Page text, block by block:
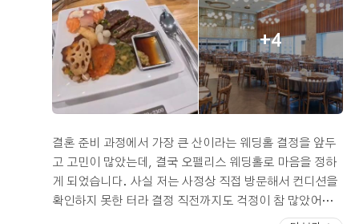
실도 생화장식에 엄청 화사하고 예뻐요! 화장실도 따로있
고, 무엇보다 대기실에 있다가 대기실 문 열고 홀 입장하는
형식이라 너무 맘에 들었어요. 공간도 넉넉해서 친구들이
나 가족들이 많이 와도 복작거리지 않고 편하게 사진 찍으
며 머무를 수 있을 것 같아요! ?? 기대되는 연회장과 식사
사실 '밥펠리스'라는 말을 많이 들어서 기대를 많이 하고 갔
효율적으로 잘 짜여 있더라고요. 저희는 아직 시식 전이라
직접 음식을 먹어보지는 못했지만, 메뉴 구성도 알차 보이
고 워낙 밥이 맛있기로 정평이 난 곳이라 크게 걱정은 안 돼
요. 빨리 시식 날이 와서 직접 맛보고 싶네요! ?? 드디어 계
약 완>< 위치도 시청역 5분 거리라 접근성이 짱이고, 상담
+4
결혼 준비 과정에서 가장 큰 산이라는 웨딩홀 결정을 앞두
고 고민이 많았는데, 결국 오펠리스 웨딩홀로 마음을 정하
게 되었습니다. 사실 저는 사정상 직접 방문해서 컨디션을
확인하지 못한 터라 결정 직전까지도 걱정이 참 많았어요.
다행히 저희 부모님과 시부모님, 그리고 예비 신랑인 오빠